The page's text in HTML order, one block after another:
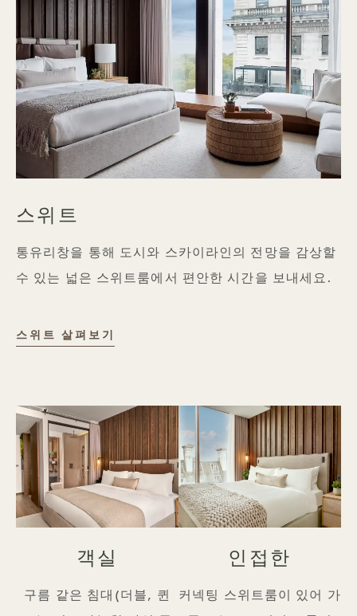
스위트
통유리창을 통해 도시와 스카이라인의 전망을 감상할
수 있는 넓은 스위트룸에서 편안한 시간을 보내세요.
스위트 살펴보기
객실
구름 같은 침대(더블, 퀸
인접한
커넥팅 스위트룸이 있어 가